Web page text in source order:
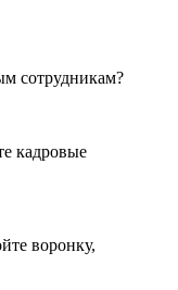
сотрудникам?
кадровые
воронку,